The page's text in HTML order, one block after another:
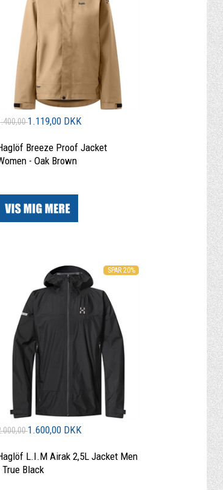
1.119,00 DKK
Breeze Proof Jacket
- Oak Brown
SPAR 20%
1.600,00 DKK
L.I.M Airak 2,5L Jacket Men
True Black